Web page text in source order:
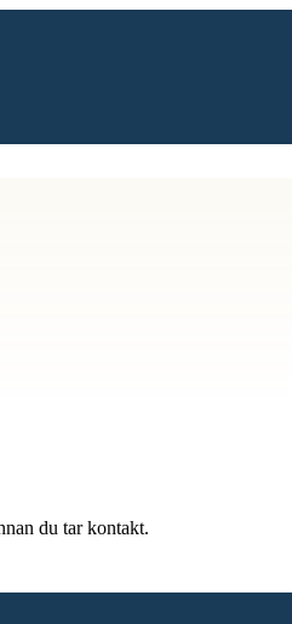
du tar kontakt.